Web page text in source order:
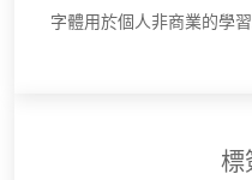
字體用於個人非商業的學
標